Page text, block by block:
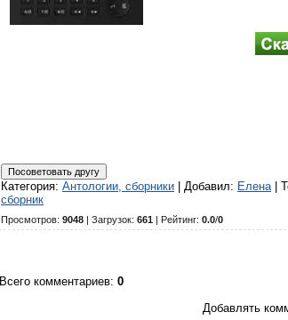
Категория: Антологии, сборники Добавил: Елена|
сборник
Просмотров: 9048 | Загрузок: 661 | Рейтинг: 0.0/0
Всего комментариев: 0
Добавлять